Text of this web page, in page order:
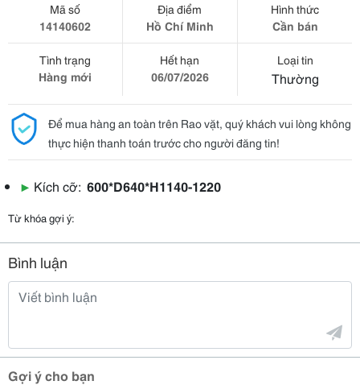
Mã số
14140602
Địa điểm
Hồ Chí Minh
Hình thức
Cần bán
Tình trạng
Hàng mới
Hết hạn
06/07/2026
Loại tin
Thường
Để mua hàng an toàn trên Rao vặt, quý khách vui lòng không
thực hiện thanh toán trước cho người đăng tin!
▶ Kích cỡ: 600*D640*H1140-1220
Từ khóa gợi ý:
Bình luận
Gợi ý cho bạn